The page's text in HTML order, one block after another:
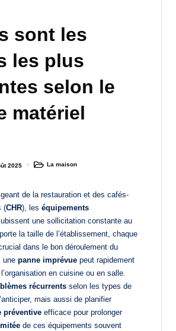
sont les
les plus
selon le
matériel
2025
PostedLa maison
de la restauration et des cafés-
(CHR), les équipements
une sollicitation constante au
la taille de l’établissement, chaque
dans le bon déroulement du
une panne imprévue peut rapidement
en cuisine ou en salle.
récurrents selon les types de
mais aussi de planifier
préventive efficace pour prolonger
de ces équipements souvent